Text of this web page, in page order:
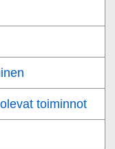
toiminnot